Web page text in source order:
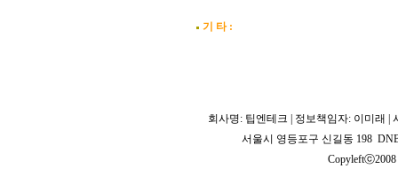
기 타 :
회사명: 팁엔테크 | 정보책임자: 이미래 |
서울시 영등포구 신길동 198
Copyleftⓒ2008